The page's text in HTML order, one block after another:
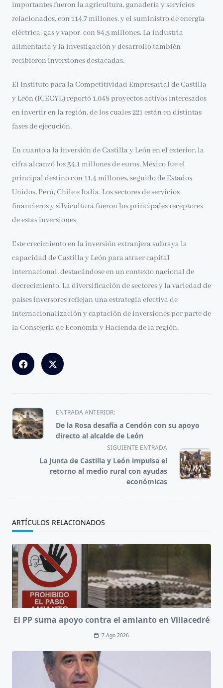
importantes fueron la agricultura, ganadería y servicios
relacionados, con 114,7 millones, y el suministro de energía
eléctrica, gas y vapor, con 84,5 millones. La industria
alimentaria y la investigación y desarrollo también
recibieron inversiones destacadas.
El Instituto para la Competitividad Empresarial de Castilla
y León (ICECYL) reportó 1.048 proyectos activos interesados
en invertir en la región, de los cuales 221 están en distintas
fases de ejecución.
En cuanto a la inversión de Castilla y León en el exterior, la
cifra alcanzó los 34,1 millones de euros. México fue el
principal destino con 11,4 millones, seguido de Estados
Unidos, Perú, Chile e Italia. Los sectores de servicios
financieros y silvicultura fueron los principales receptores
de estas inversiones.
Este crecimiento en la inversión extranjera subraya la
capacidad de Castilla y León para atraer capital
internacional, destacándose en un contexto nacional de
decrecimiento. La diversificación de sectores y la variedad de
países inversores reflejan una estrategia efectiva de
internacionalización y captación de inversiones por parte de
la Consejería de Economía y Hacienda de la región.
<span
class="nav-
subtitle
text">Página</span>
ENTRADA ANTERIOR:
De la Rosa desafía a Cendón con su apoyo
directo al alcalde de León
SIGUIENTE ENTRADA
La Junta de Castilla y León impulsa el
retorno al medio rural con ayudas
económicas
ARTÍCULOS RELACIONADOS
El PP suma apoyo contra el amianto en Villacedré
7 Ago 2026